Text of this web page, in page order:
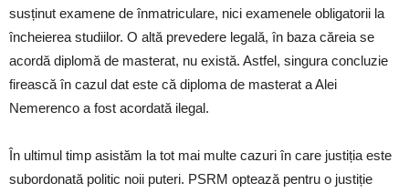
susținut examene de înmatriculare, nici examenele obligatorii la
încheierea studiilor. O altă prevedere legală, în baza căreia se
acordă diplomă de masterat, nu există. Astfel, singura concluzie
firească în cazul dat este că diploma de masterat a Alei
Nemerenco a fost acordată ilegal.
În ultimul timp asistăm la tot mai multe cazuri în care justiția este
subordonată politic noii puteri. PSRM optează pentru o justiție